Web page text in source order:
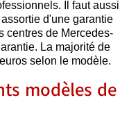
Il faut aussi
d'une garantie
centres de Mercedes-
La majorité de
selon le modèle.
modèles de